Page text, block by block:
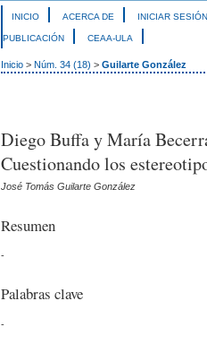
INICIO ACERCA DE INICIAR SESIÓN
PUBLICACIÓN CEAA-ULA
Inicio > Núm. 34 (18) > Guilarte González
Diego Buffa y María
Cuestionando los
José Tomás Guilarte González
Resumen
-
Palabras clave
-